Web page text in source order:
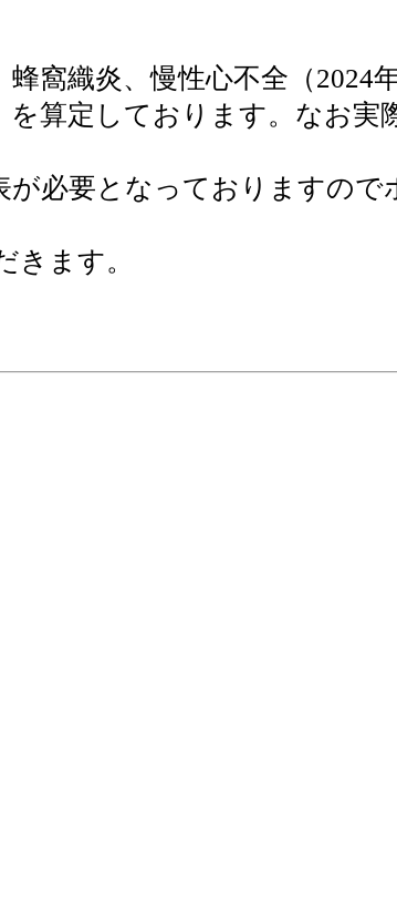
窩織炎、慢性心不全（2024
算定しております。なお実
必要となっておりますので
きます。